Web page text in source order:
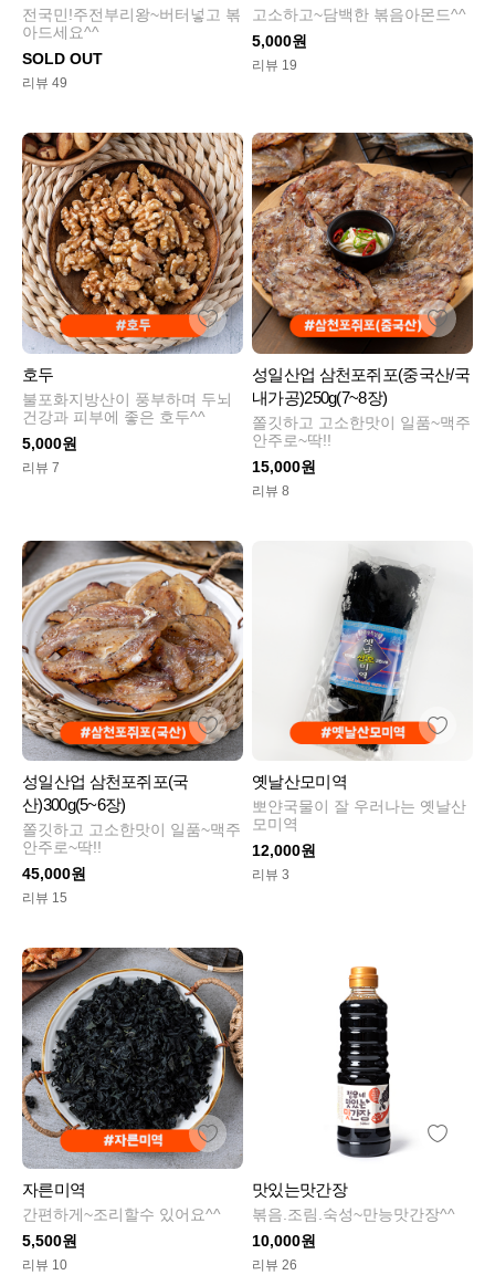
전국민!주전부리왕~버터넣고 볶
아드세요^^
SOLD OUT
리뷰 49
고소하고~담백한 볶음아몬드^^
5,000원
리뷰 19
호두
불포화지방산이 풍부하며 두뇌
건강과 피부에 좋은 호두^^
5,000원
리뷰 7
성일산업 삼천포쥐포(중국산/국
내가공)250g(7~8장)
쫄깃하고 고소한맛이 일품~맥주
안주로~딱!!
15,000원
리뷰 8
성일산업 삼천포쥐포(국
산)300g(5~6장)
쫄깃하고 고소한맛이 일품~맥주
안주로~딱!!
45,000원
리뷰 15
옛날산모미역
뽀얀국물이 잘 우러나는 옛날산
모미역
12,000원
리뷰 3
자른미역
간편하게~조리할수 있어요^^
5,500원
리뷰 10
맛있는맛간장
볶음.조림.숙성~만능맛간장^^
10,000원
리뷰 26